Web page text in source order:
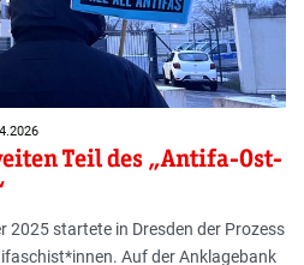
Teil des „Antifa-Ost-
2025 startete in Dresden der Prozess
Auf der Anklagebank